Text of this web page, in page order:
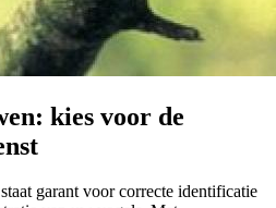
kies voor de
garant voor correcte identificatie